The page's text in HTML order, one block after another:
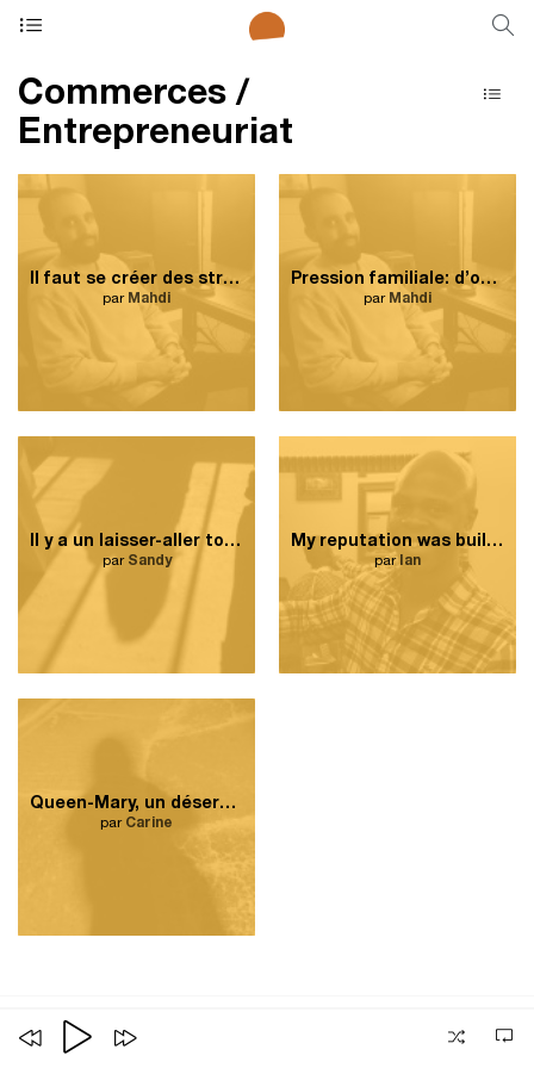
Commerces /
Entrepreneuriat
Il faut se créer des structures d’émancipation.
par Mahdi
Pression familiale: d’où je viens, la réussite est associée en grande majorité aux études.
par Mahdi
Il y a un laisser-aller total avec la Plaza Côte-des-Neiges.
par Sandy
My reputation was built by hard, consistent work.
par Ian
Queen-Mary, un désert communautaire
par Carine